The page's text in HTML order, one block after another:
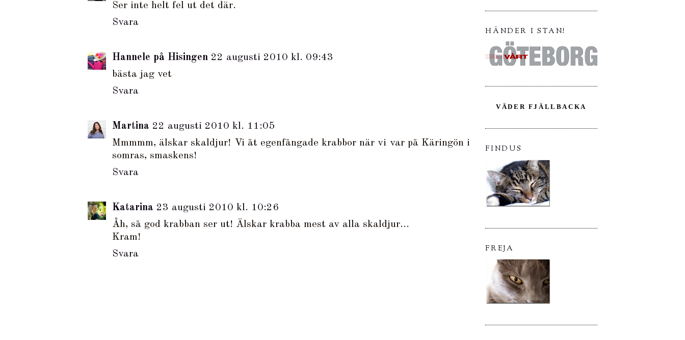
Ser inte helt fel ut det där.
Svara
Hannele på Hisingen 22 augusti 2010 kl. 09:43
bästa jag vet
Svara
Martina 22 augusti 2010 kl. 11:05
Mmmmm, älskar skaldjur! Vi åt egenfångade krabbor när vi var på Käringön i
somras, smaskens!
Svara
Katarina 23 augusti 2010 kl. 10:26
Åh, så god krabban ser ut! Älskar krabba mest av alla skaldjur...
Kram!
Svara
HÄNDER I STAN!
VÄDER FJÄLLBACKA
FINDUS
FREJA